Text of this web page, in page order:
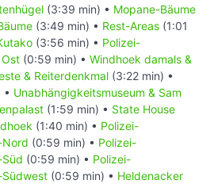
(3:39 min) • Mopane-Bäume
(3:49 min) • Rest-Areas (1:01
(3:56 min) • Polizei-
(0:59 min) • Windhoek damals &
& Reiterdenkmal (3:22 min) •
• Unabhängigkeitsmuseum & Sam
(1:59 min) • State House
(1:40 min) • Polizei-
Nord (0:59 min) • Polizei-
(0:59 min) • Polizei-
Südwest (0:59 min) • Heldenacker